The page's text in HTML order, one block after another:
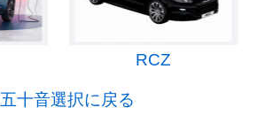
RCZ
五十音選択に戻る